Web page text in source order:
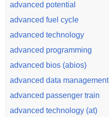
advanced potential
advanced fuel cycle
advanced technology
advanced programming
advanced bios (abios)
advanced data management
advanced passenger train
advanced technology (at)